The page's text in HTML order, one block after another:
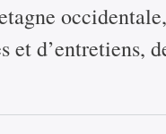
et d’entretiens,